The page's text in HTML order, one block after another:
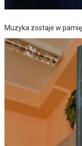
Muzyka zostaje w